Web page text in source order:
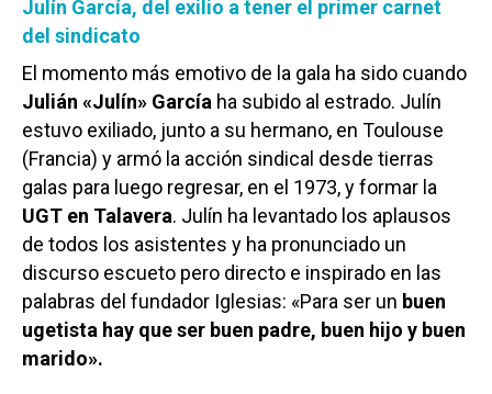
Julín García, del exilio a tener el primer carnet
del sindicato
El momento más emotivo de la gala ha sido cuando
Julián «Julín» García ha subido al estrado. Julín
estuvo exiliado, junto a su hermano, en Toulouse
(Francia) y armó la acción sindical desde tierras
galas para luego regresar, en el 1973, y formar la
UGT en Talavera. Julín ha levantado los aplausos
de todos los asistentes y ha pronunciado un
discurso escueto pero directo e inspirado en las
palabras del fundador Iglesias: «Para ser un buen
ugetista hay que ser buen padre, buen hijo y buen
marido».
Castilla-La
Toledo
Ciudad Real
Albacete
Cuenca
Guadalajara
Sanidad
Economía
Educación
Cultura